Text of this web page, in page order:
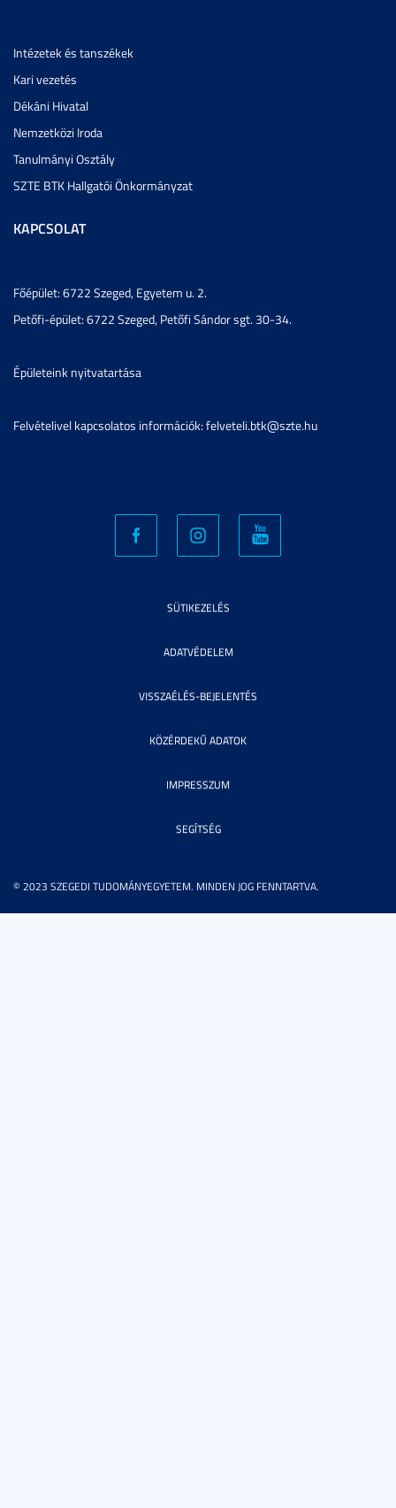
Intézetek és tanszékek
Kari vezetés
Dékáni Hivatal
Nemzetközi Iroda
Tanulmányi Osztály
SZTE BTK Hallgatói Önkormányzat
KAPCSOLAT
Főépület: 6722 Szeged, Egyetem u. 2.
Petőfi-épület: 6722 Szeged, Petőfi Sándor sgt. 30-34.
Épületeink nyitvatartása
Felvételivel kapcsolatos információk: felveteli.btk@szte.hu
© 2023 SZEGEDI TUDOMÁNYEGYETEM. MINDEN JOG FENNTARTVA.
SÜTIKEZELÉS
ADATVÉDELEM
VISSZAÉLÉS-BEJELENTÉS
KÖZÉRDEKŰ ADATOK
IMPRESSZUM
SEGÍTSÉG